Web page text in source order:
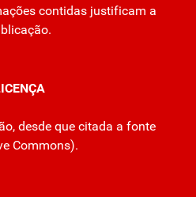
contidas justificam a
desde que citada a fonte
Commons).